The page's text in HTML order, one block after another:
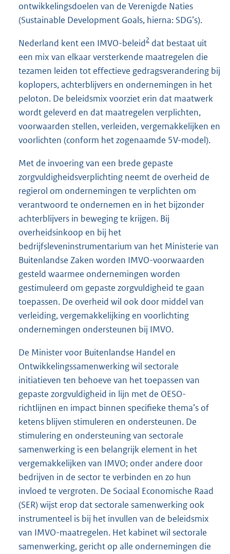
ontwikkelingsdoelen van de Verenigde Naties
(Sustainable Development Goals, hierna: SDG’s).
Nederland kent een IMVO-beleid2 dat bestaat uit
een mix van elkaar versterkende maatregelen die
tezamen leiden tot effectieve gedragsverandering bij
koplopers, achterblijvers en ondernemingen in het
peloton. De beleidsmix voorziet erin dat maatwerk
wordt geleverd en dat maatregelen verplichten,
voorwaarden stellen, verleiden, vergemakkelijken en
voorlichten (conform het zogenaamde 5V-model).
Met de invoering van een brede gepaste
zorgvuldigheidsverplichting neemt de overheid de
regierol om ondernemingen te verplichten om
verantwoord te ondernemen en in het bijzonder
achterblijvers in beweging te krijgen. Bij
overheidsinkoop en bij het
bedrijfsleveninstrumentarium van het Ministerie van
Buitenlandse Zaken worden IMVO-voorwaarden
gesteld waarmee ondernemingen worden
gestimuleerd om gepaste zorgvuldigheid te gaan
toepassen. De overheid wil ook door middel van
verleiding, vergemakkelijking en voorlichting
ondernemingen ondersteunen bij IMVO.
De Minister voor Buitenlandse Handel en
Ontwikkelingssamenwerking wil sectorale
initiatieven ten behoeve van het toepassen van
gepaste zorgvuldigheid in lijn met de OESO-
richtlijnen en impact binnen specifieke thema’s of
ketens blijven stimuleren en ondersteunen. De
stimulering en ondersteuning van sectorale
samenwerking is een belangrijk element in het
vergemakkelijken van IMVO; onder andere door
bedrijven in de sector te verbinden en zo hun
invloed te vergroten. De Sociaal Economische Raad
(SER) wijst erop dat sectorale samenwerking ook
instrumenteel is bij het invullen van de beleidsmix
van IMVO-maatregelen. Het kabinet wil sectorale
samenwerking, gericht op alle ondernemingen die